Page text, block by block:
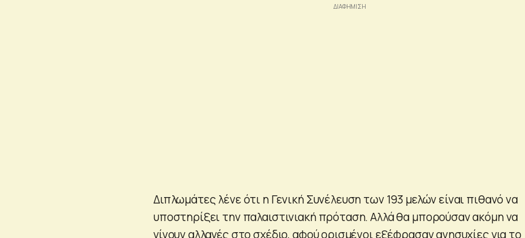
Διπλωμάτες λένε ότι η Γενική Συνέλευση των 193 μελών είναι πιθανό να
υποστηρίξει την παλαιστινιακή πρόταση. Αλλά θα μπορούσαν ακόμη να
γίνουν αλλαγές στο σχέδιο, αφού ορισμένοι εξέφρασαν ανησυχίες για το